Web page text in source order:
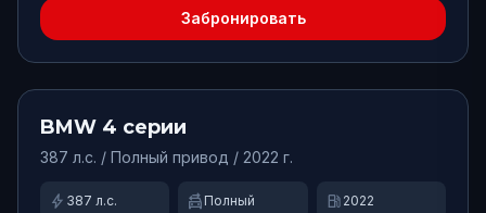
Забронировать
-2000 ₽
от15000₽/сут.
BMW 4 серии
387 л.с. / Полный привод / 2022 г.
bolt 387 л.с. swap_driving_apps Полный local_gas_station 2022